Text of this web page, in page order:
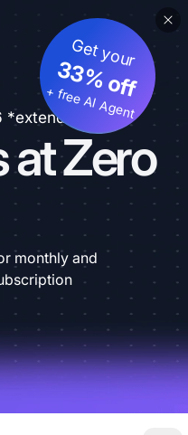
at Zero
Get your
33% off
+ free AI Agent
monthly and